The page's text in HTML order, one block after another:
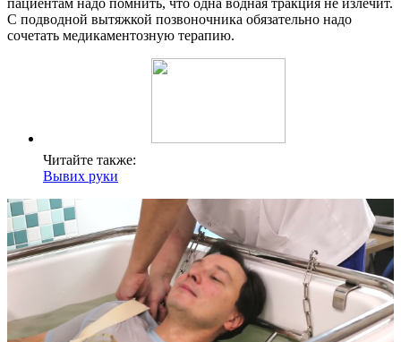
пациентам надо помнить, что одна водная тракция не излечит.
С подводной вытяжкой позвоночника обязательно надо
сочетать медикаментозную терапию.
Читайте также:
Вывих руки